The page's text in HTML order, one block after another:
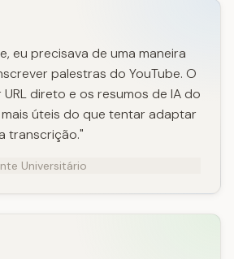
eu precisava de uma maneira
palestras do YouTube. O
direto e os resumos de IA do
úteis do que tentar adaptar
transcrição."
Universitário